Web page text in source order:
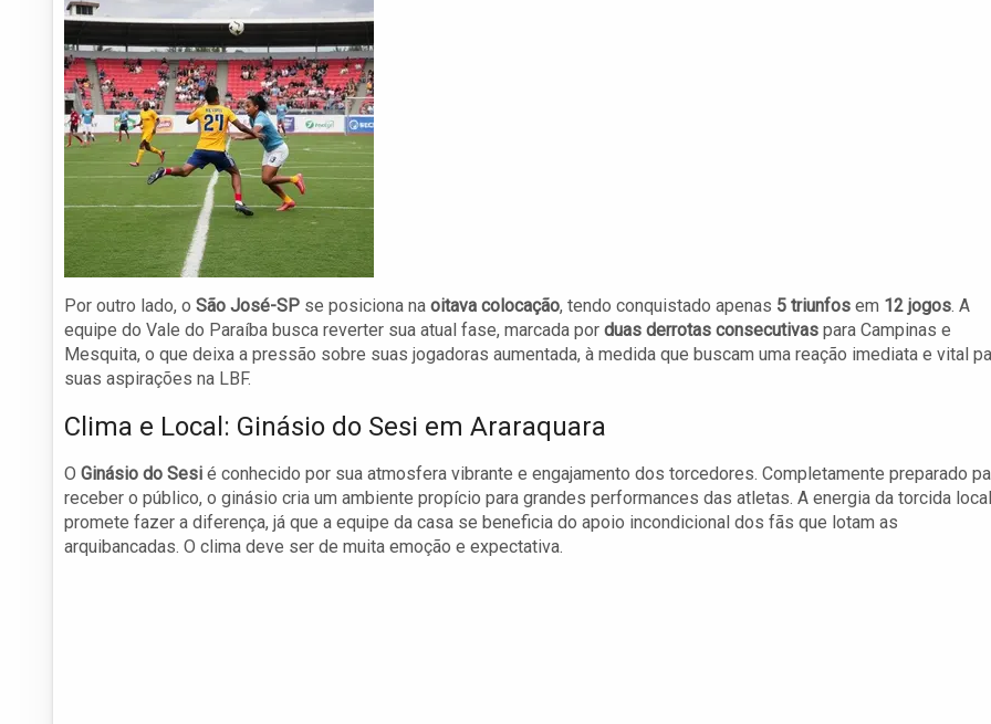
Por outro lado, o São José-SP se posiciona na oitava colocação, tendo conquistado apenas 5 triunfos em 12 jogos. A
equipe do Vale do Paraíba busca reverter sua atual fase, marcada por duas derrotas consecutivas para Campinas e
Mesquita, o que deixa a pressão sobre suas jogadoras aumentada, à medida que buscam uma reação imediata e vital
suas aspirações na LBF.
Clima e Local: Ginásio do Sesi em Araraquara
O Ginásio do Sesi é conhecido por sua atmosfera vibrante e engajamento dos torcedores. Completamente preparado
receber o público, o ginásio cria um ambiente propício para grandes performances das atletas. A energia da torcida local
promete fazer a diferença, já que a equipe da casa se beneficia do apoio incondicional dos fãs que lotam as
arquibancadas. O clima deve ser de muita emoção e expectativa.